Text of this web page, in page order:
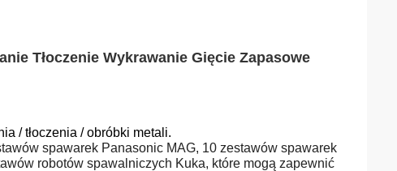
Tłoczenie Wykrawanie Gięcie Zapasowe
/ tłoczenia / obróbki metali.
spawarek Panasonic MAG, 10 zestawów spawarek
robotów spawalniczych Kuka, które mogą zapewnić